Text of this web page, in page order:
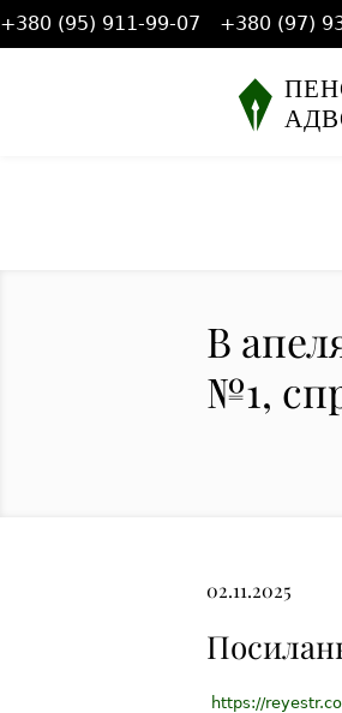
+380 (95) 911-99-07 +380 (97)
В
№1,
02.11.2025
https://